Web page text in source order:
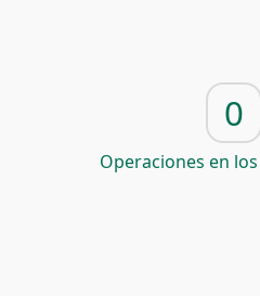
0
Operaciones en